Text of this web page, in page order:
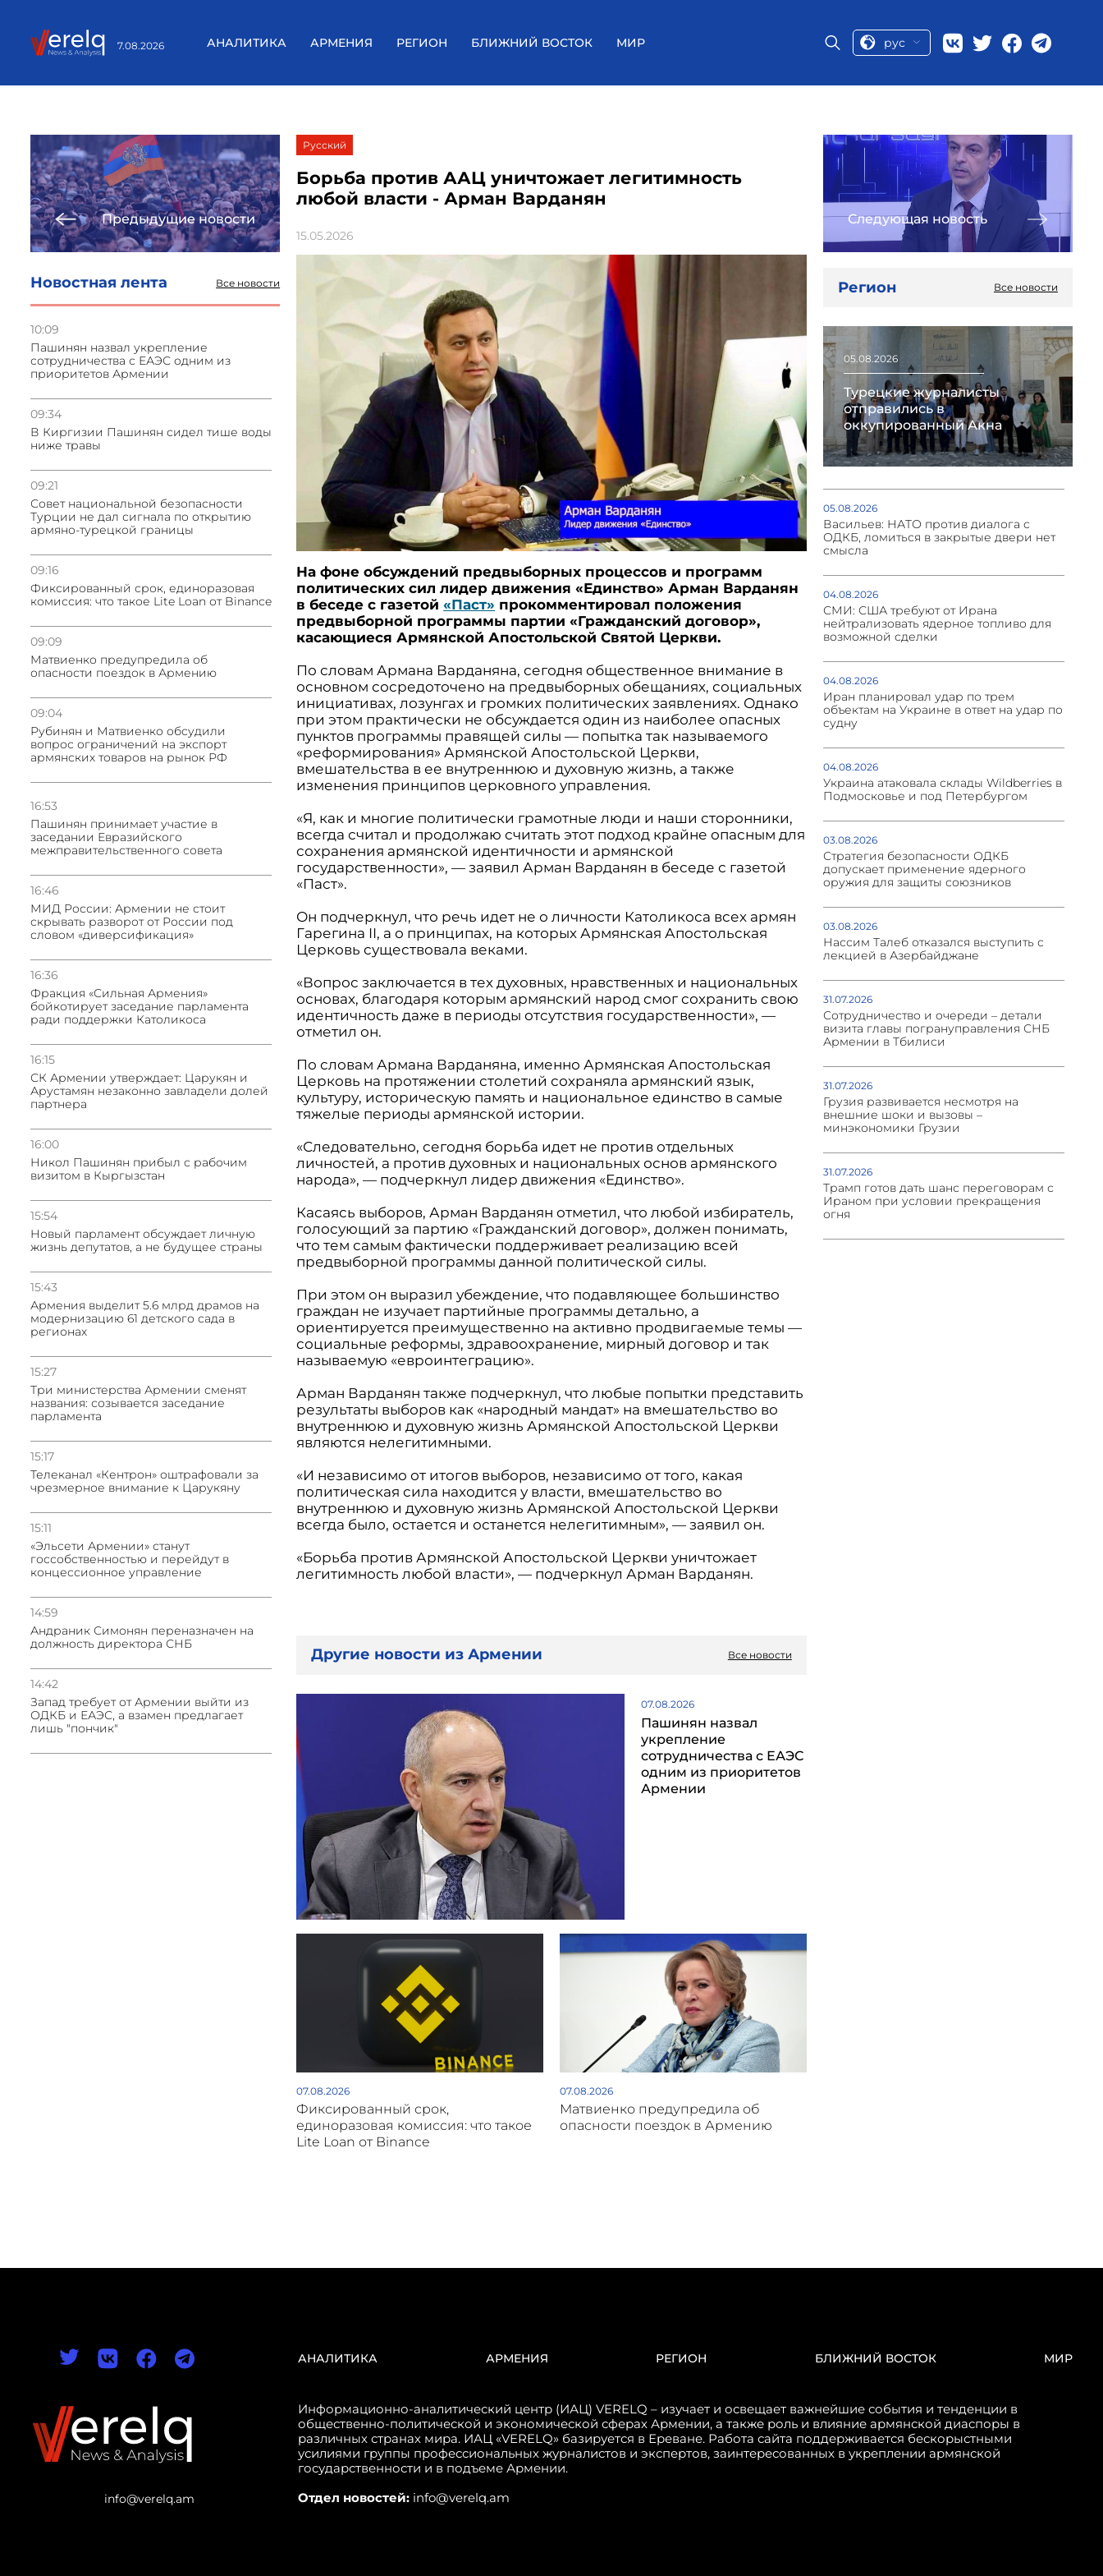
7.08.2026 АНАЛИТИКА АРМЕНИЯ РЕГИОН БЛИЖНИЙ ВОСТОК МИР рус
Предыдущие новости
Новостная лента Все новости
10:09
Пашинян назвал укрепление
сотрудничества с ЕАЭС одним из
приоритетов Армении
09:34
В Киргизии Пашинян сидел тише воды
ниже травы
09:21
Совет национальной безопасности
Турции не дал сигнала по открытию
армяно-турецкой границы
09:16
Фиксированный срок, единоразовая
комиссия: что такое Lite Loan от Binance
09:09
Матвиенко предупредила об
опасности поездок в Армению
09:04
Рубинян и Матвиенко обсудили
вопрос ограничений на экспорт
армянских товаров на рынок РФ
16:53
Пашинян принимает участие в
заседании Евразийского
межправительственного совета
16:46
МИД России: Армении не стоит
скрывать разворот от России под
словом «диверсификация»
16:36
Фракция «Сильная Армения»
бойкотирует заседание парламента
ради поддержки Католикоса
16:15
СК Армении утверждает: Царукян и
Арустамян незаконно завладели долей
партнера
16:00
Никол Пашинян прибыл с рабочим
визитом в Кыргызстан
15:54
Новый парламент обсуждает личную
жизнь депутатов, а не будущее страны
15:43
Армения выделит 5.6 млрд драмов на
модернизацию 61 детского сада в
регионах
15:27
Три министерства Армении сменят
названия: созывается заседание
парламента
15:17
Телеканал «Кентрон» оштрафовали за
чрезмерное внимание к Царукяну
15:11
«Эльсети Армении» станут
госсобственностью и перейдут в
концессионное управление
14:59
Андраник Симонян переназначен на
должность директора СНБ
14:42
Запад требует от Армении выйти из
ОДКБ и ЕАЭС, а взамен предлагает
лишь "пончик"
Русский
Борьба против ААЦ уничтожает легитимность
любой власти - Арман Варданян
15.05.2026
На фоне обсуждений предвыборных процессов и программ
политических сил лидер движения «Единство» Арман Варданян
в беседе с газетой«Паст» прокомментировал положения
предвыборной программы партии «Гражданский договор»,
касающиеся Армянской Апостольской Святой Церкви.
По словам Армана Варданяна, сегодня общественное внимание в
основном сосредоточено на предвыборных обещаниях, социальных
инициативах, лозунгах и громких политических заявлениях. Однако
при этом практически не обсуждается один из наиболее опасных
пунктов программы правящей силы — попытка так называемого
«реформирования» Армянской Апостольской Церкви,
вмешательства в ее внутреннюю и духовную жизнь, а также
изменения принципов церковного управления.
«Я, как и многие политически грамотные люди и наши сторонники,
всегда считал и продолжаю считать этот подход крайне опасным для
сохранения армянской идентичности и армянской
государственности», — заявил Арман Варданян в беседе с газетой
«Паст».
Он подчеркнул, что речь идет не о личности Католикоса всех армян
Гарегина II, а о принципах, на которых Армянская Апостольская
Церковь существовала веками.
«Вопрос заключается в тех духовных, нравственных и национальных
основах, благодаря которым армянский народ смог сохранить свою
идентичность даже в периоды отсутствия государственности», —
отметил он.
По словам Армана Варданяна, именно Армянская Апостольская
Церковь на протяжении столетий сохраняла армянский язык,
культуру, историческую память и национальное единство в самые
тяжелые периоды армянской истории.
«Следовательно, сегодня борьба идет не против отдельных
личностей, а против духовных и национальных основ армянского
народа», — подчеркнул лидер движения «Единство».
Касаясь выборов, Арман Варданян отметил, что любой избиратель,
голосующий за партию «Гражданский договор», должен понимать,
что тем самым фактически поддерживает реализацию всей
предвыборной программы данной политической силы.
При этом он выразил убеждение, что подавляющее большинство
граждан не изучает партийные программы детально, а
ориентируется преимущественно на активно продвигаемые темы —
социальные реформы, здравоохранение, мирный договор и так
называемую «евроинтеграцию».
Арман Варданян также подчеркнул, что любые попытки представить
результаты выборов как «народный мандат» на вмешательство во
внутреннюю и духовную жизнь Армянской Апостольской Церкви
являются нелегитимными.
«И независимо от итогов выборов, независимо от того, какая
политическая сила находится у власти, вмешательство во
внутреннюю и духовную жизнь Армянской Апостольской Церкви
всегда было, остается и останется нелегитимным», — заявил он.
«Борьба против Армянской Апостольской Церкви уничтожает
легитимность любой власти», — подчеркнул Арман Варданян.
Другие новости из Армении Все новости
07.08.2026
Пашинян назвал
укрепление
сотрудничества с ЕАЭС
одним из приоритетов
Армении
07.08.2026
Фиксированный срок,
единоразовая комиссия: что такое
Lite Loan от Binance
07.08.2026
Матвиенко предупредила об
опасности поездок в Армению
Следующая новость
Регион Все новости
05.08.2026
Турецкие журналисты
отправились в
оккупированный Акна
05.08.2026
Васильев: НАТО против диалога с
ОДКБ, ломиться в закрытые двери нет
смысла
04.08.2026
СМИ: США требуют от Ирана
нейтрализовать ядерное топливо для
возможной сделки
04.08.2026
Иран планировал удар по трем
объектам на Украине в ответ на удар по
судну
04.08.2026
Украина атаковала склады Wildberries в
Подмосковье и под Петербургом
03.08.2026
Стратегия безопасности ОДКБ
допускает применение ядерного
оружия для защиты союзников
03.08.2026
Нассим Талеб отказался выступить с
лекцией в Азербайджане
31.07.2026
Сотрудничество и очереди – детали
визита главы погрануправления СНБ
Армении в Тбилиси
31.07.2026
Грузия развивается несмотря на
внешние шоки и вызовы –
минэкономики Грузии
31.07.2026
Трамп готов дать шанс переговорам с
Ираном при условии прекращения
огня
info@verelq.am
АНАЛИТИКА АРМЕНИЯ РЕГИОН БЛИЖНИЙ ВОСТОК МИР
Информационно-аналитический центр (ИАЦ) VERELQ – изучает и освещает важнейшие события и тенденции в
общественно-политической и экономической сферах Армении, а также роль и влияние армянской диаспоры в
различных странах мира. ИАЦ «VERELQ» базируется в Ереване. Работа сайта поддерживается бескорыстными
усилиями группы профессиональных журналистов и экспертов, заинтересованных в укреплении армянской
государственности и в подъеме Армении.
Отдел новостей: info@verelq.am